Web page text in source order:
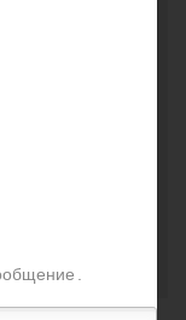
2018 г. 13:45